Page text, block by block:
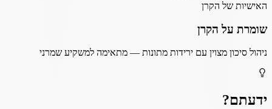
האישיות של הקרן
שומרת על הקרן
ניהול סיכון מצוין עם ירידות מתונות — מתאימה למשקיע שמרני
ידעתם?